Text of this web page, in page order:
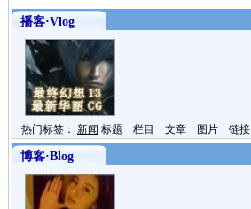
播客·Vlog
热门标签： 新闻 标题 栏目 文章 图片 链接
博客·Blog